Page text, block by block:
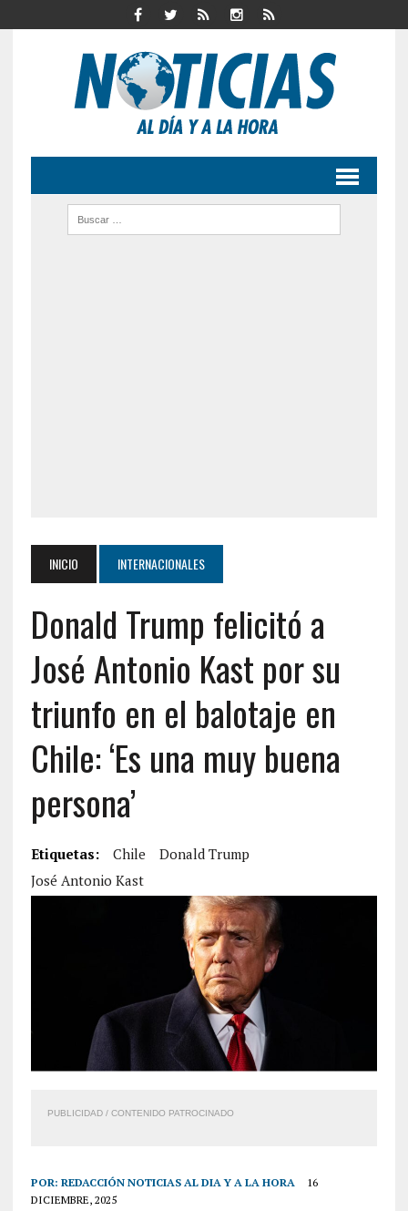
INICIO INTERNACIONALES
Donald Trump felicitó a
José Antonio Kast por su
triunfo en el balotaje en
Chile: ‘Es una muy buena
persona’
Etiquetas: Chile
Donald Trump
José Antonio Kast
PUBLICIDAD / CONTENIDO PATROCINADO
POR: REDACCIÓN NOTICIAS AL DIA Y A LA HORA
16
DICIEMBRE, 2025